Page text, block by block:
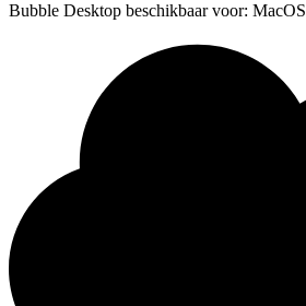
Bubble Desktop beschikbaar voor: MacOS